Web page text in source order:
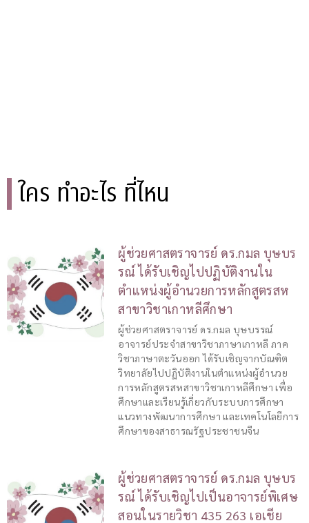
ใคร ทำอะไร ที่ไหน
ผู้ช่วยศาสตราจารย์ ดร.กมล บุษบร
รณ์ ได้รับเชิญไปปฏิบัติงานใน
ตำแหน่งผู้อำนวยการหลักสูตรสห
สาขาวิชาเกาหลีศึกษา
ผู้ช่วยศาสตราจารย์ ดร.กมล บุษบรรณ์
อาจารย์ประจำสาขาวิชาภาษาเกาหลี ภาค
วิชาภาษาตะวันออก ได้รับเชิญจากบัณฑิต
วิทยาลัยไปปฏิบัติงานในตำแหน่งผู้อำนวย
การหลักสูตรสหสาขาวิชาเกาหลีศึกษา เพื่อ
ศึกษาและเรียนรู้เกี่ยวกับระบบการศึกษา
แนวทางพัฒนาการศึกษา และเทคโนโลยีการ
ศึกษาของสาธารณรัฐประชาชนจีน
ผู้ช่วยศาสตราจารย์ ดร.กมล บุษบร
รณ์ ได้รับเชิญไปเป็นอาจารย์พิเศษ
สอนในรายวิชา 435 263 เอเชีย